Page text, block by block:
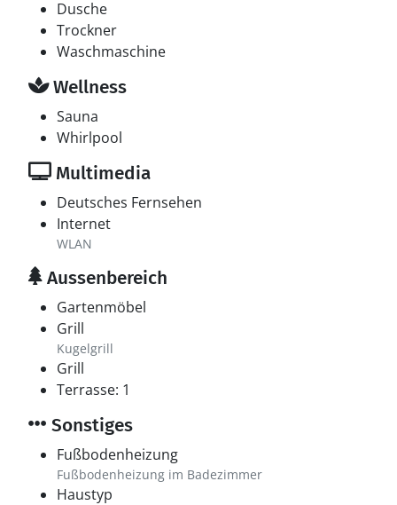
Dusche
Trockner
Waschmaschine
Wellness
Sauna
Whirlpool
Multimedia
Deutsches Fernsehen
Internet
WLAN
Aussenbereich
Gartenmöbel
Grill
Kugelgrill
Grill
Terrasse: 1
Sonstiges
Fußbodenheizung
Fußbodenheizung im Badezimmer
Haustyp